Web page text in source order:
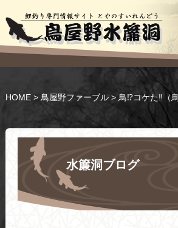
HOME> 鳥屋野ファーブル> 鳥⁉コケた‼（
水簾洞ブログ